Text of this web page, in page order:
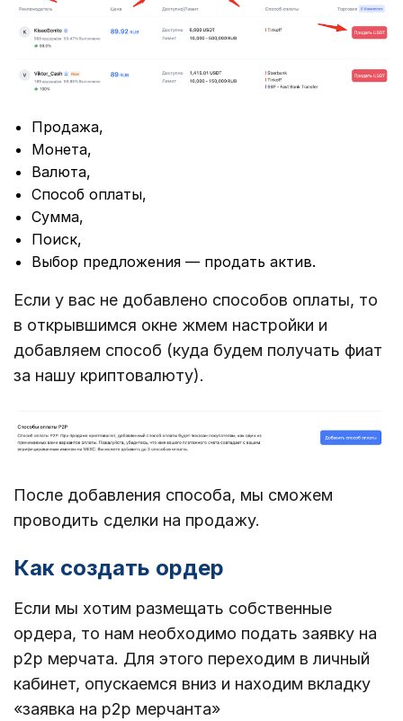
Продажа,
Монета,
Валюта,
Способ оплаты,
Сумма,
Поиск,
Выбор предложения — продать актив.
Если у вас не добавлено способов оплаты, то
в открывшимся окне жмем настройки и
добавляем способ (куда будем получать фиат
за нашу криптовалюту).
После добавления способа, мы сможем
проводить сделки на продажу.
Как создать ордер
Если мы хотим размещать собственные
ордера, то нам необходимо подать заявку на
p2p мерчата. Для этого переходим в личный
кабинет, опускаемся вниз и находим вкладку
«заявка на p2p мерчанта»